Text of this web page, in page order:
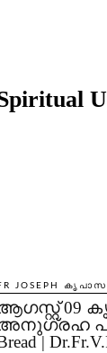
JOSEPH
09
|